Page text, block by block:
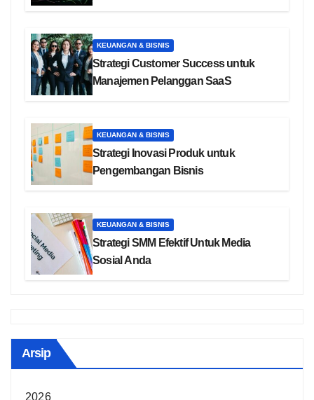
KEUANGAN & BISNIS
Strategi Customer Success untuk
Manajemen Pelanggan SaaS
KEUANGAN & BISNIS
Strategi Inovasi Produk untuk
Pengembangan Bisnis
KEUANGAN & BISNIS
Strategi SMM Efektif Untuk Media
Sosial Anda
Arsip
2026